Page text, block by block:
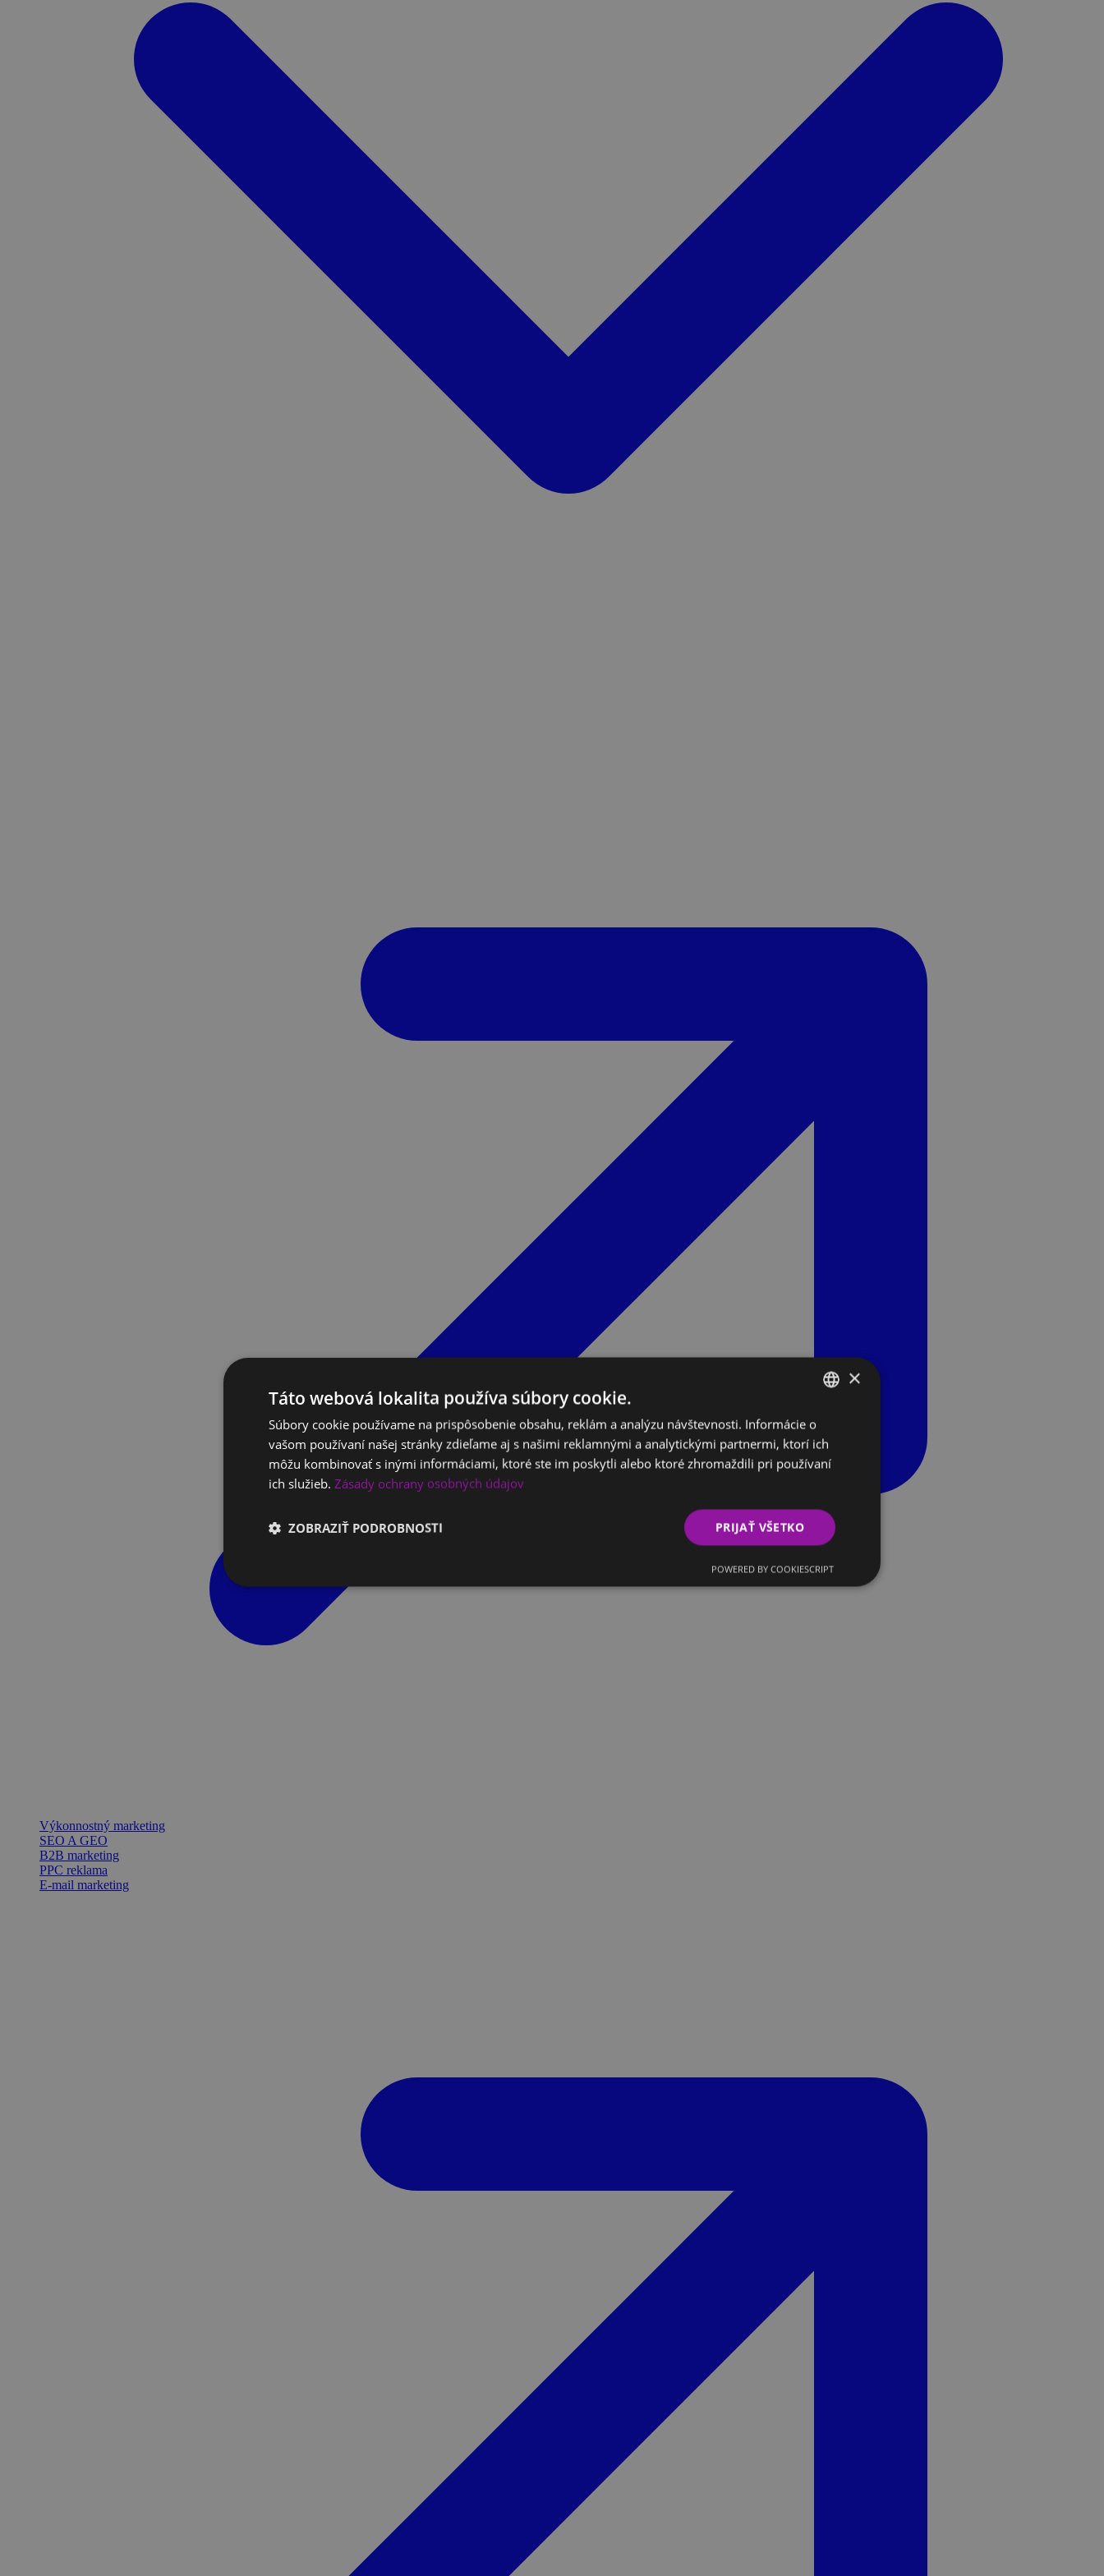
Výkonnostný marketing
SEO A GEO
B2B marketing
PPC reklama
E-mail marketing
SLOVAK
ENGLISH
×
Táto webová lokalita používa súbory cookie.
Súbory cookie používame na prispôsobenie obsahu, reklám a analýzu návštevnosti. Informácie o
vašom používaní našej stránky zdieľame aj s našimi reklamnými a analytickými partnermi, ktorí ich
môžu kombinovať s inými informáciami, ktoré ste im poskytli alebo ktoré zhromaždili pri používaní
ich služieb. Zásady ochrany osobných údajov
PRIJAŤ VŠETKO
ZOBRAZIŤ PODROBNOSTI
POWERED BY COOKIESCRIPT